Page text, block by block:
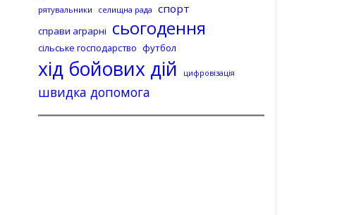
рятувальники селищна рада спорт
справи аграрні сьогодення
сільське господарство футбол
хід бойових дій цифровізація
швидка допомога